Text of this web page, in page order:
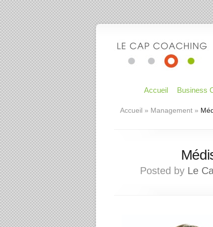
Accueil Business
Accueil » Management »
Posted by Le